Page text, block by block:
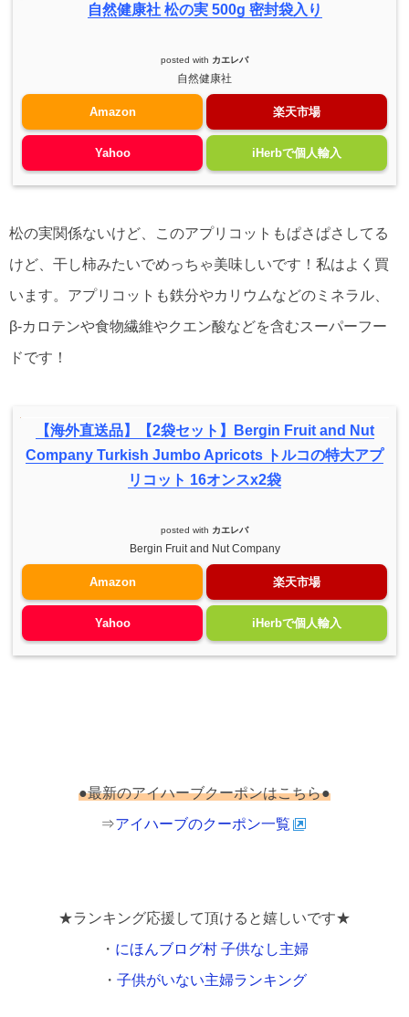
自然健康社 松の実 500g 密封袋入り
posted with カエレバ
自然健康社
Amazon 楽天市場
Yahoo iHerbで個人輸入
松の実関係ないけど、このアプリコットもぱさぱさしてる
けど、干し柿みたいでめっちゃ美味しいです！私はよく買
います。アプリコットも鉄分やカリウムなどのミネラル、
β-カロテンや食物繊維やクエン酸などを含むスーパーフー
ドです！
【海外直送品】【2袋セット】Bergin Fruit and Nut
Company Turkish Jumbo Apricots トルコの特大アプ
リコット 16オンスx2袋
posted with カエレバ
Bergin Fruit and Nut Company
Amazon 楽天市場
Yahoo iHerbで個人輸入
●最新のアイハーブクーポンはこちら●
⇒アイハーブのクーポン一覧
★ランキング応援して頂けると嬉しいです★
・ にほんブログ村 子供なし主婦
・ 子供がいない主婦ランキング